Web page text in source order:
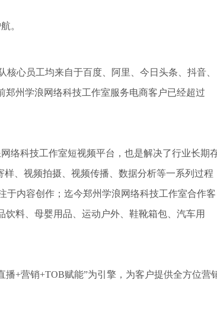
。
心员工均来自于百度、阿里、今日头条、抖音、
郑州学浪网络科技工作室服务电商客户已经超过
络科技工作室短视频平台，也是解决了行业长期
、视频拍摄、视频传播、数据分析等一系列过程
于内容创作；迄今郑州学浪网络科技工作室合作客
料、母婴用品、运动户外、鞋靴箱包、汽车用
+营销+TOB赋能”为引擎，为客户提供全方位营